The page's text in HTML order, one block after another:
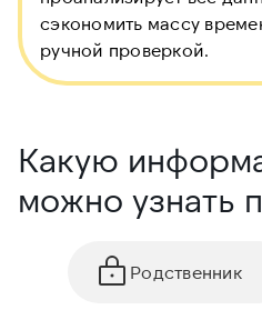
сэкономить массу
ручной проверкой.
Какую
можно узнать
Родственник